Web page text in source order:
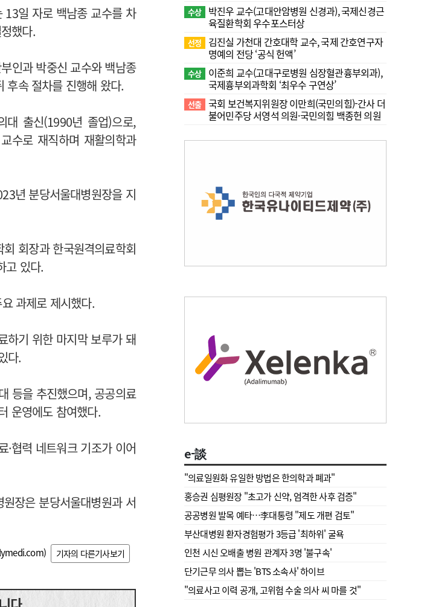
13일 자로 백남종 교수를 차
했다.
인과 박중신 교수와 백남종
후속 절차를 진행해 왔다.
대 출신(1990년 졸업)으로,
수로 재직하며 재활의학과
년 분당서울대병원장을 지
회장과 한국원격의료학회
고 있다.
과제로 제시했다.
하기 위한 마지막 보루가 돼
다.
등을 추진했으며, 공공의료
운영에도 참여했다.
협력 네트워크 기조가 이어
장은 분당서울대병원과 서
) 기자의 다른기사보기
수상
박진우 교수(고대안암병원 신경과), 국제신경근
육질환학회 우수포스터상
선정
김진실 가천대 간호대학 교수, 국제 간호연구자
명예의 전당 ‘공식 헌액’
수상
이준희 교수(고대구로병원 심장혈관흉부외과),
국제흉부외과학회 ‘최우수 구연상’
선출 국회 보건복지위원장 이만희(국민의힘)-간사 더
불어민주당 서영석 의원·국민의힘 백종헌 의원
e-談
"의료일원화 유일한 방법은 한의학과 폐과"
홍승권 심평원장 " 초고가 신약, 엄격한 사후 검증"
공공병원 발목 예타…李대통령 "제도 개편 검토"
부산대병원 환자경험평가 3등급 '최하위' 굴욕
인천 시신 오배출 병원 관계자 3명 '불구속'
단기근무 의사 뽑는 'BTS 소속사' 하이브
"의료사고 이력 공개, 고위험 수술 의사 씨 마를 것"